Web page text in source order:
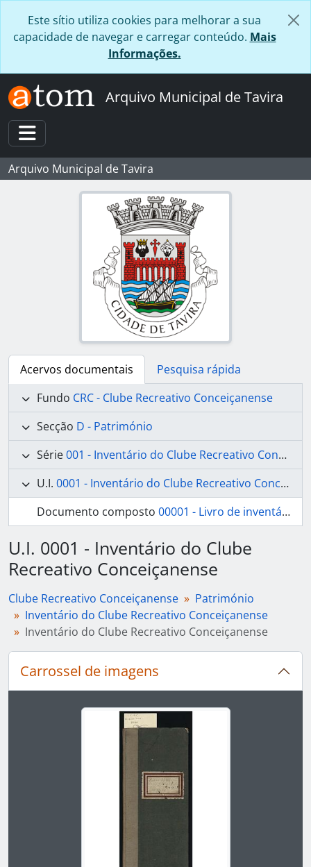
Este sítio utiliza cookies para melhorar a sua
capacidade de navegar e carregar conteúdo. Mais
Informações.
Arquivo Municipal de Tavira
Toggle navigation
Arquivo Municipal de Tavira
Acervos documentais
Pesquisa rápida
Fundo CRC - Clube Recreativo Conceiçanense
Secção D - Património
Série001 - Inventário do Clube Recreativo Conceiçanense
U.I. 0001 - Inventário do Clube Recreativo Conceiçanense
Documento composto 00001 - Livro de inventário do Clube Recreativo Conceiçanense
U.I. 0001 - Inventário do Clube
Recreativo Conceiçanense
Clube Recreativo Conceiçanense
Património
Inventário do Clube Recreativo Conceiçanense
Inventário do Clube Recreativo Conceiçanense
Carrossel de imagens
Ao alterar o slide atual deste carrossel, o título